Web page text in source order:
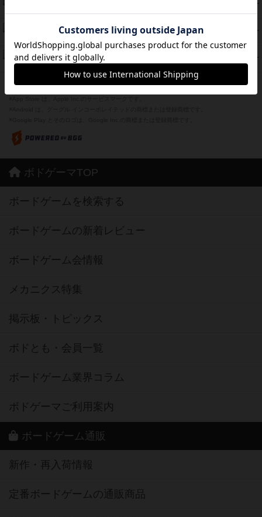
PT
PT
スーパーストア3000
PT
フリップ７：復讐心とともに
紹介文なし 2件の投稿
ボドゲーマTOP
ボードゲームを検索する
ボードゲームの新着レビュー
ボードゲーム会情報
メカニクス特集
掲示板・トピックス
ボドとも・会員一覧
ボードゲーム業界コラム
ボドゲーマご利用案内
ボードゲーム通販
新作・再入荷情報
定番ボードゲームの通販商品